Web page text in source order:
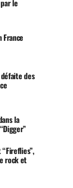
le
France
des
la
rock et